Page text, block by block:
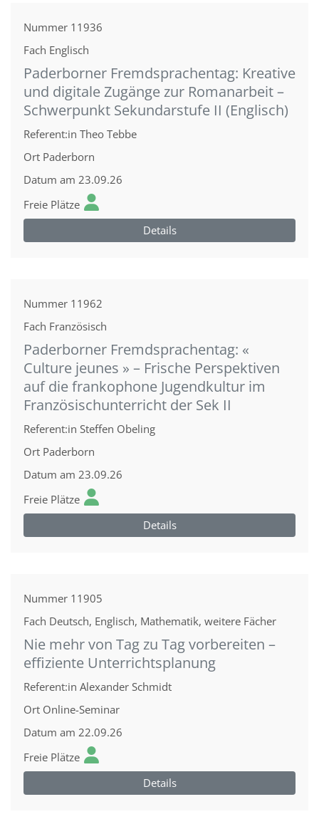
Nummer 11936
Fach Englisch
Paderborner Fremdsprachentag: Kreative
und digitale Zugänge zur Romanarbeit –
Schwerpunkt Sekundarstufe II (Englisch)
Referent:in Theo Tebbe
Ort Paderborn
Datum am 23.09.26
Freie Plätze
Details
Nummer 11962
Fach Französisch
Paderborner Fremdsprachentag: «
Culture jeunes » – Frische Perspektiven
auf die frankophone Jugendkultur im
Französischunterricht der Sek II
Referent:in Steffen Obeling
Ort Paderborn
Datum am 23.09.26
Freie Plätze
Details
Nummer 11905
Fach Deutsch, Englisch, Mathematik, weitere Fächer
Nie mehr von Tag zu Tag vorbereiten –
effiziente Unterrichtsplanung
Referent:in Alexander Schmidt
Ort Online-Seminar
Datum am 22.09.26
Freie Plätze
Details